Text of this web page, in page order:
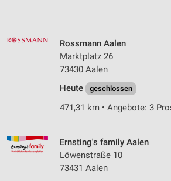
Rossmann Aalen
Marktplatz 26
73430 Aalen
Heute
geschlossen
471,31 km • Angebote: 3
Ernsting's family Aalen
Löwenstraße 10
73431 Aalen